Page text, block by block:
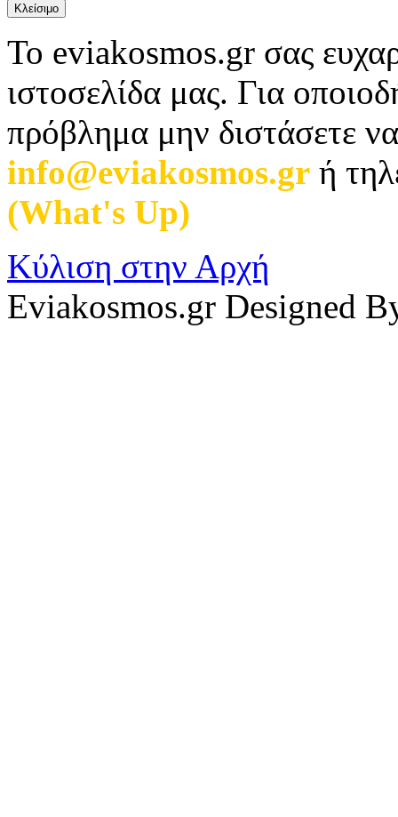
Κλείσιμο
Το eviakosmos.gr σας
ιστοσελίδα μας. Για
πρόβλημα μην διστάσετε
info@eviakosmos.gr ή
(What's Up)
Κύλιση στην Αρχή
Eviakosmos.gr Designed